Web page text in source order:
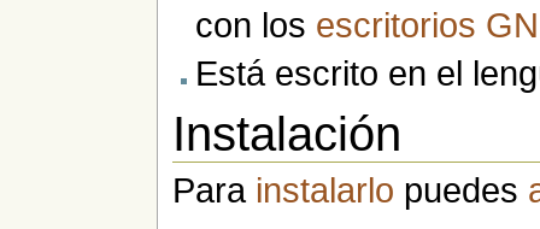
con los escritorios
Está escrito en el
Instalación
Para instalarlo puedes